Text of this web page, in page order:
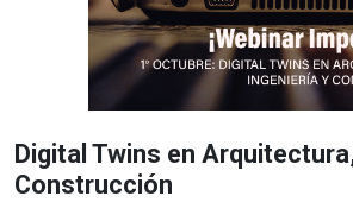
Digital Twins en
Construcción